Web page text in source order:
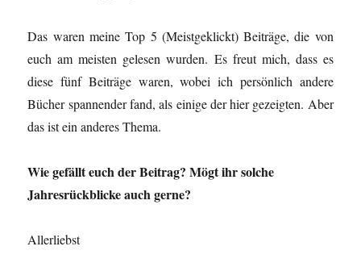
Das waren meine Top 5 (Meistgeklickt) Beiträge, die von
euch am meisten gelesen wurden. Es freut mich, dass es
diese fünf Beiträge waren, wobei ich persönlich andere
Bücher spannender fand, als einige der hier gezeigten. Aber
das ist ein anderes Thema.
Wie gefällt euch der Beitrag? Mögt ihr solche
Jahresrückblicke auch gerne?
Allerliebst